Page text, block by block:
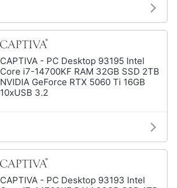
CAPTIVA - PC Desktop 93195 Intel
Core i7-14700KF RAM 32GB SSD 2TB
NVIDIA GeForce RTX 5060 Ti 16GB
10xUSB 3.2
CAPTIVA - PC Desktop 93193 Intel